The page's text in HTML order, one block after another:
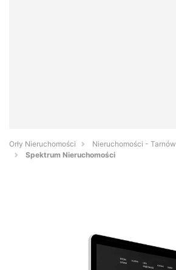
Orły Nieruchomości
Nieruchomości - Tarnów
Spektrum Nieruchomości